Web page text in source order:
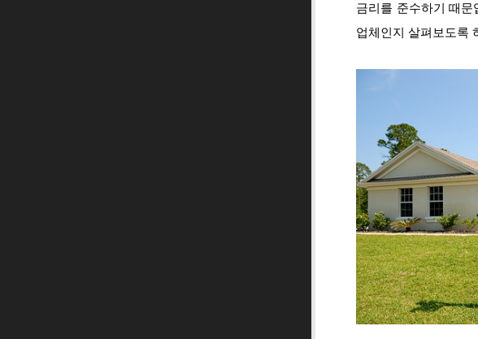
금리를 준수하기 때
업체인지 살펴보도록